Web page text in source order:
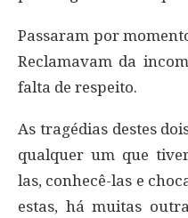
Passaram por
Reclamavam da
falta de respeito.
As tragédias destes
qualquer um que
las, conhecê-las e
estas, há muitas